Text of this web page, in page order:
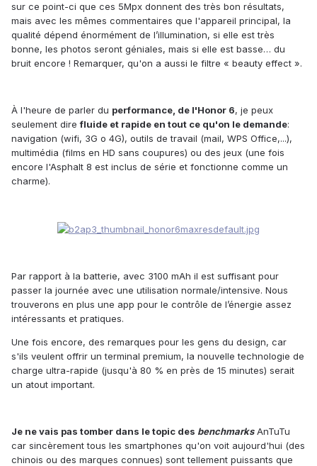
sur ce point-ci que ces 5Mpx donnent des très bon résultats,
mais avec les mêmes commentaires que l'appareil principal, la
qualité dépend énormément de l’illumination, si elle est très
bonne, les photos seront géniales, mais si elle est basse… du
bruit encore ! Remarquer, qu'on a aussi le filtre « beauty effect ».
À l'heure de parler du performance, de l'Honor 6, je peux
seulement direfluide et rapide en tout ce qu'on le demande:
navigation (wifi, 3G o 4G), outils detravail (mail, WPS Office,...),
multimédia (films en HD sans coupures) ou des jeux (une fois
encore l'Asphalt 8 est inclus de série et fonctionne comme un
charme).
Par rapport à la batterie, avec 3100 mAh il est suffisant pour
passer la journée avec une utilisation normale/intensive. Nous
trouverons en plus une app pour le contrôle de l’énergie assez
intéressants et pratiques.
Une fois encore, des remarques pour les gens du design, car
s'ils veulent offrir un terminal premium, la nouvelle technologie de
charge ultra-rapide (jusqu'à 80 % en près de 15 minutes) serait
un atout important.
Je ne vais pas tomber dans le topic des benchmarksAnTuTu
car sincèrement tous les smartphones qu'on voit aujourd'hui (des
chinois ou des marques connues) sont tellement puissants que